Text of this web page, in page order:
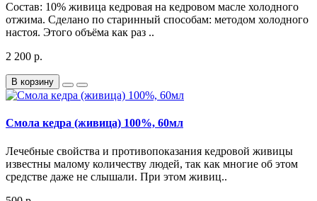
Состав: 10% живица кедровая на кедровом масле холодного
отжима. Сделано по старинный способам: методом холодного
настоя. Этого объёма как раз ..
2 200 р.
В корзину
Смола кедра (живица) 100%, 60мл
Лечебные свойства и противопоказания кедровой живицы
известны малому количеству людей, так как многие об этом
средстве даже не слышали. При этом живиц..